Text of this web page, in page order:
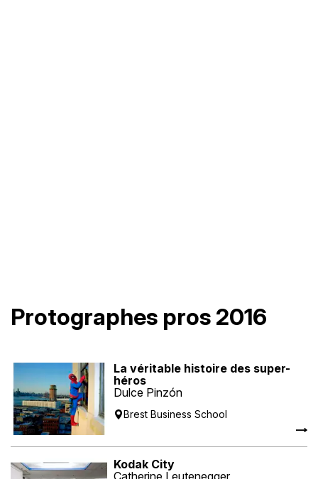
Protographes pros 2016
La véritable histoire des super-
héros
Dulce Pinzón
Brest Business School
Kodak City